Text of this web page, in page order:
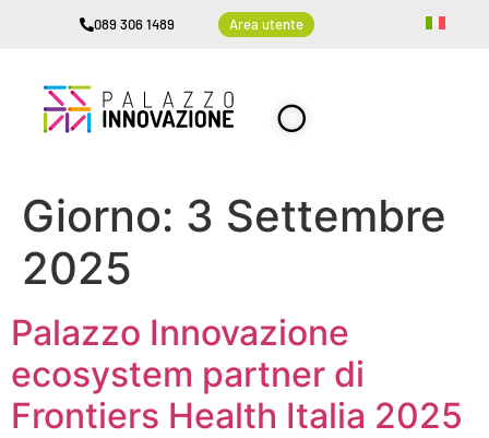
089 306 1489 Area utente
Giorno: 3 Settembre
2025
Palazzo Innovazione
ecosystem partner di
Frontiers Health Italia 2025